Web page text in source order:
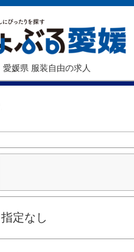
愛媛県 服装自由の求人
指定なし